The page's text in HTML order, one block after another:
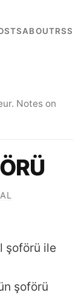
ABOUTRSS
Notes on
şoförü ile
şoförü